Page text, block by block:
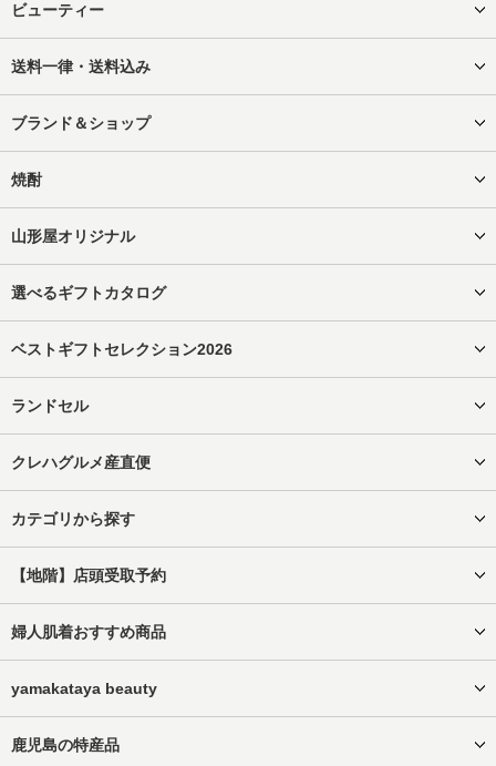
ビューティー
送料一律・送料込み
ブランド＆ショップ
焼酎
山形屋オリジナル
選べるギフトカタログ
ベストギフトセレクション2026
ランドセル
クレハグルメ産直便
カテゴリから探す
【地階】店頭受取予約
婦人肌着おすすめ商品
yamakataya beauty
鹿児島の特産品